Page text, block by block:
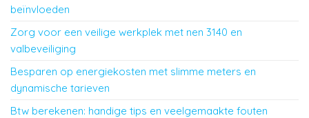
beïnvloeden
Zorg voor een veilige werkplek met nen 3140 en
valbeveiliging
Besparen op energiekosten met slimme meters en
dynamische tarieven
Btw berekenen: handige tips en veelgemaakte fouten